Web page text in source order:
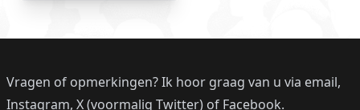
Vragen of opmerkingen? Ik hoor graag van u via email,
Instagram, X (voormalig Twitter) of Facebook.